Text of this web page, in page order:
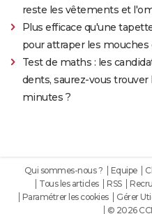
reste les vêtements et
Plus efficace qu'une
pour attraper les mouches
Test de maths : les
dents, saurez-vous
minutes ?
Qui sommes-nous ? Equipe
Tous les articles
RSS
Paramétrer les cookies
Gérer
© 2026